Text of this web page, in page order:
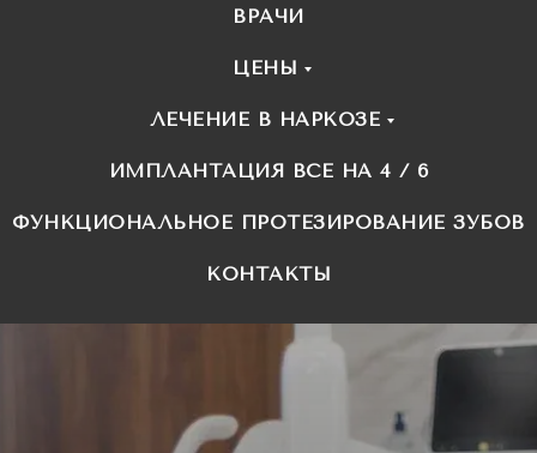
ВРАЧИ
ЦЕНЫ
ЛЕЧЕНИЕ В НАРКОЗЕ
ИМПЛАНТАЦИЯ ВСЕ НА 4 / 6
ФУНКЦИОНАЛЬНОЕ ПРОТЕЗИРОВАНИЕ ЗУБОВ
КОНТАКТЫ